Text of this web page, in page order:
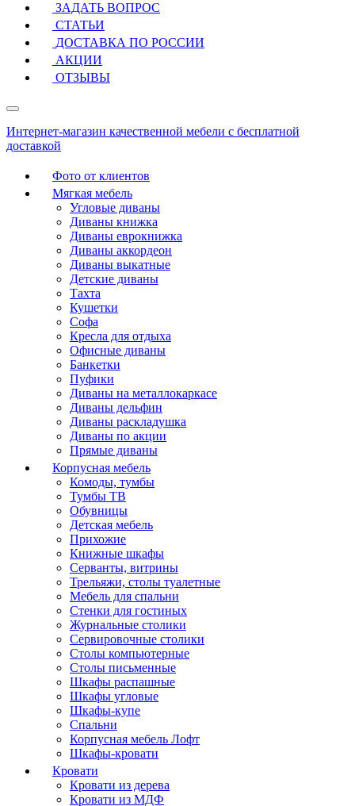
ЗАДАТЬ ВОПРОС
СТАТЬИ
ДОСТАВКА ПО РОССИИ
АКЦИИ
ОТЗЫВЫ
Интернет-магазин качественной мебели с бесплатной
доставкой
Фото от клиентов
Мягкая мебель
Угловые диваны
Диваны книжка
Диваны еврокнижка
Диваны аккордеон
Диваны выкатные
Детские диваны
Тахта
Кушетки
Софа
Кресла для отдыха
Офисные диваны
Банкетки
Пуфики
Диваны на металлокаркасе
Диваны дельфин
Диваны раскладушка
Диваны по акции
Прямые диваны
Корпусная мебель
Комоды, тумбы
Тумбы ТВ
Обувницы
Детская мебель
Прихожие
Книжные шкафы
Серванты, витрины
Трельяжи, столы туалетные
Мебель для спальни
Стенки для гостиных
Журнальные столики
Сервировочные столики
Столы компьютерные
Столы письменные
Шкафы распашные
Шкафы угловые
Шкафы-купе
Спальни
Корпусная мебель Лофт
Шкафы-кровати
Кровати
Кровати из дерева
Кровати из МДФ